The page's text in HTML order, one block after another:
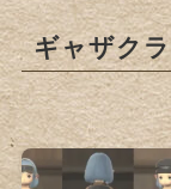
ギャザクラ